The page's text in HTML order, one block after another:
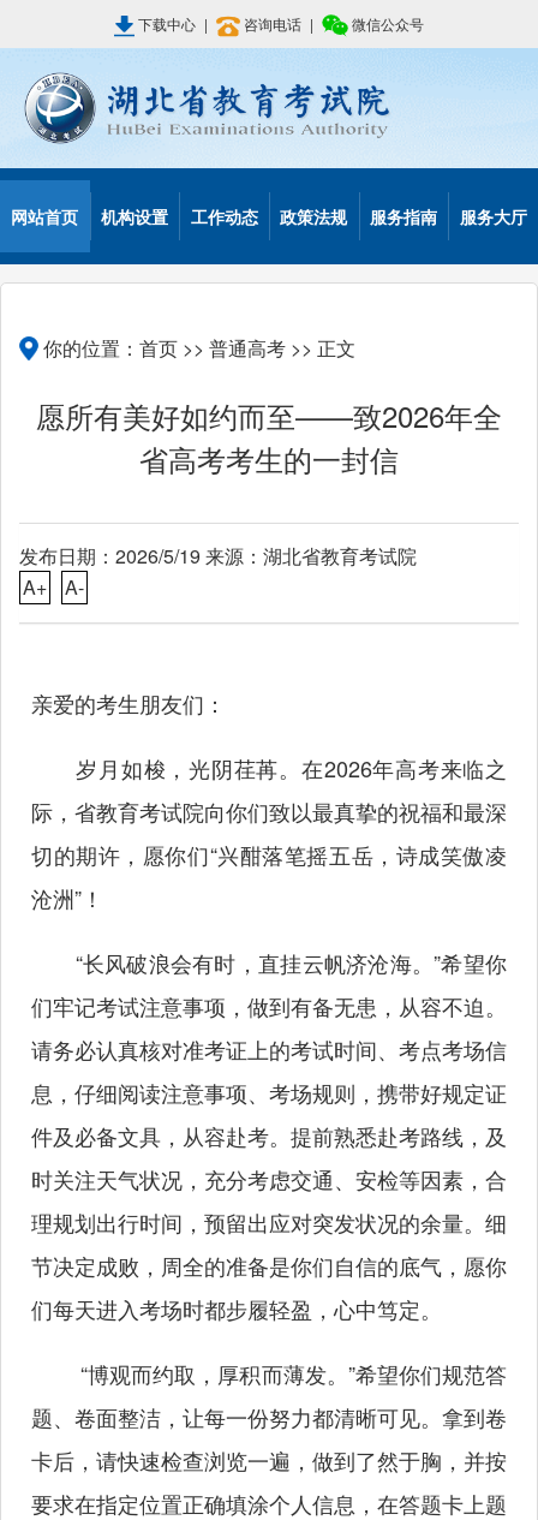
下载中心 | 咨询电话 | 微信公众号
网站首页 机构设置 工作动态 政策法规 服务指南 服务大厅
你的位置： 首页 >> 普通高考 >> 正文
愿所有美好如约而至——致2026年全
省高考考生的一封信
发布日期：2026/5/19 来源：湖北省教育考试院
A+
A-
亲爱的考生朋友们：
岁月如梭，光阴荏苒。在2026年高考来临之
际，省教育考试院向你们致以最真挚的祝福和最深
切的期许，愿你们“兴酣落笔摇五岳，诗成笑傲凌
沧洲”！
“长风破浪会有时，直挂云帆济沧海。”希望你
们牢记考试注意事项，做到有备无患，从容不迫。
请务必认真核对准考证上的考试时间、考点考场信
息，仔细阅读注意事项、考场规则，携带好规定证
件及必备文具，从容赴考。提前熟悉赴考路线，及
时关注天气状况，充分考虑交通、安检等因素，合
理规划出行时间，预留出应对突发状况的余量。细
节决定成败，周全的准备是你们自信的底气，愿你
们每天进入考场时都步履轻盈，心中笃定。
“博观而约取，厚积而薄发。”希望你们规范答
题、卷面整洁，让每一份努力都清晰可见。拿到卷
卡后，请快速检查浏览一遍，做到了然于胸，并按
要求在指定位置正确填涂个人信息，在答题卡上题